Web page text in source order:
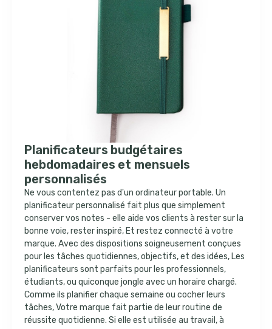
Planificateurs budgétaires
hebdomadaires et mensuels
personnalisés
Ne vous contentez pas d'un ordinateur portable. Un
planificateur personnalisé fait plus que simplement
conserver vos notes - elle aide vos clients à rester sur la
bonne voie, rester inspiré, Et restez connecté à votre
marque. Avec des dispositions soigneusement conçues
pour les tâches quotidiennes, objectifs, et des idées, Les
planificateurs sont parfaits pour les professionnels,
étudiants, ou quiconque jongle avec un horaire chargé.
Comme ils planifier chaque semaine ou cocher leurs
tâches, Votre marque fait partie de leur routine de
réussite quotidienne. Si elle est utilisée au travail, à